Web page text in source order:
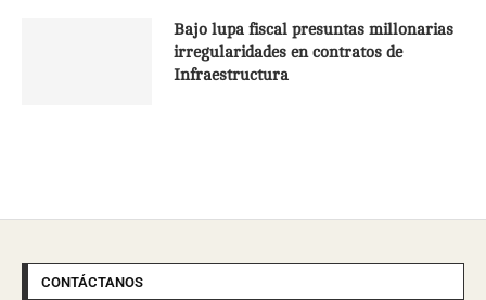
Bajo lupa fiscal presuntas millonarias
irregularidades en contratos de
Infraestructura
CONTÁCTANOS